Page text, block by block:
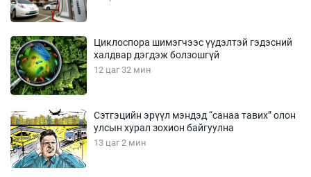
Циклоспора шимэгчээс үүдэлтэй гэдэсний
халдвар дэгдэж болзошгүй
12 цаг 32 мин
Сэтгэцийн эрүүл мэндэд “санаа тавих” олон
улсын хурал зохион байгуулна
13 цаг 2 мин